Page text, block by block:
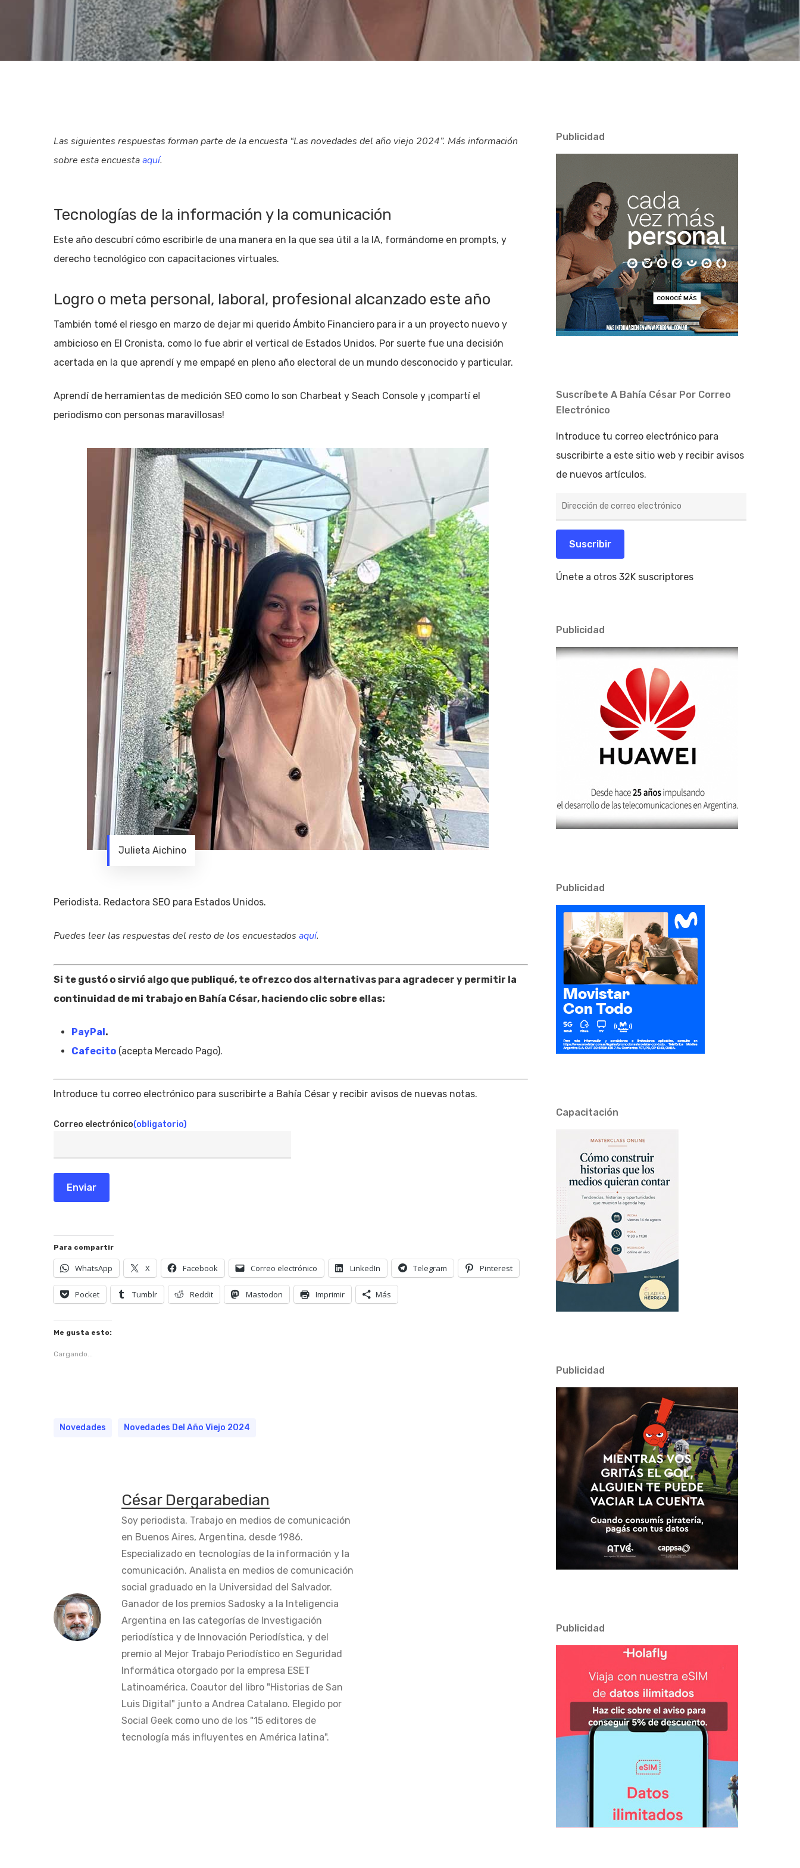
Hit enter to search or ESC to close
Las siguientes respuestas forman parte de la encuesta “Las novedades del año viejo 2024”. Más información
sobre esta encuestaaquí.
Tecnologías de la información y la comunicación
Este año descubrí cómo escribirle de una manera en la que sea útil a la IA, formándome en prompts, y
derecho tecnológico con capacitaciones virtuales.
Logro o meta personal, laboral, profesional alcanzado este año
También tomé el riesgo en marzo de dejar mi querido Ámbito Financiero para ir a un proyecto nuevo y
ambicioso en El Cronista, como lo fue abrir el vertical de Estados Unidos. Por suerte fue una decisión
acertada en la que aprendí y me empapé en pleno año electoral de un mundo desconocido y particular.
Aprendí de herramientas de medición SEO como lo son Charbeat y Seach Console y ¡compartí el
periodismo con personas maravillosas!
Julieta Aichino
Periodista. Redactora SEO para Estados Unidos.
Puedes leer las respuestas del resto de los encuestados aquí.
Si te gustó o sirvió algo que publiqué, te ofrezco dos alternativas para agradecer y permitir la
continuidad de mi trabajo en Bahía César, haciendo clic sobre ellas:
PayPal.
Cafecito (acepta Mercado Pago).
Introduce tu correo electrónico para suscribirte a Bahía César y recibir avisos de nuevas notas.
Correo electrónico(obligatorio)
Enviar
Para compartir
WhatsApp X Facebook Correo electrónico LinkedIn Telegram Pinterest
Pocket Tumblr Reddit Mastodon Imprimir Más
Me gusta esto:
Cargando...
Novedades Novedades Del Año Viejo 2024
César Dergarabedian
Soy periodista. Trabajo en medios de comunicación
en Buenos Aires, Argentina, desde 1986.
Especializado en tecnologías de la información y la
comunicación. Analista en medios de comunicación
social graduado en la Universidad del Salvador.
Ganador de los premios Sadosky a la Inteligencia
Argentina en las categorías de Investigación
periodística y de Innovación Periodística, y del
premio al Mejor Trabajo Periodístico en Seguridad
Informática otorgado por la empresa ESET
Latinoamérica. Coautor del libro "Historias de San
Luis Digital" junto a Andrea Catalano. Elegido por
Social Geek como uno de los "15 editores de
tecnología más influyentes en América latina".
Publicidad
Suscríbete A Bahía César Por Correo
Electrónico
Introduce tu correo electrónico para
suscribirte a este sitio web y recibir avisos
de nuevos artículos.
de
electrónico
Suscribir
Únete a otros 32K suscriptores
Publicidad
Publicidad
Capacitación
Publicidad
Publicidad